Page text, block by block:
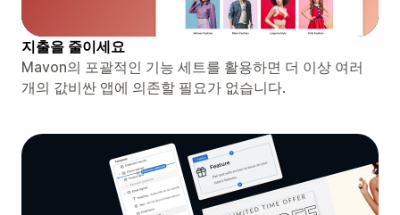
지출을 줄이세요
Mavon의 포괄적인 기능 세트를 활용하면 더 이상 여러
개의 값비싼 앱에 의존할 필요가 없습니다.